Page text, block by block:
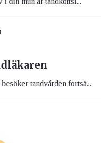
tandvården fortsä...